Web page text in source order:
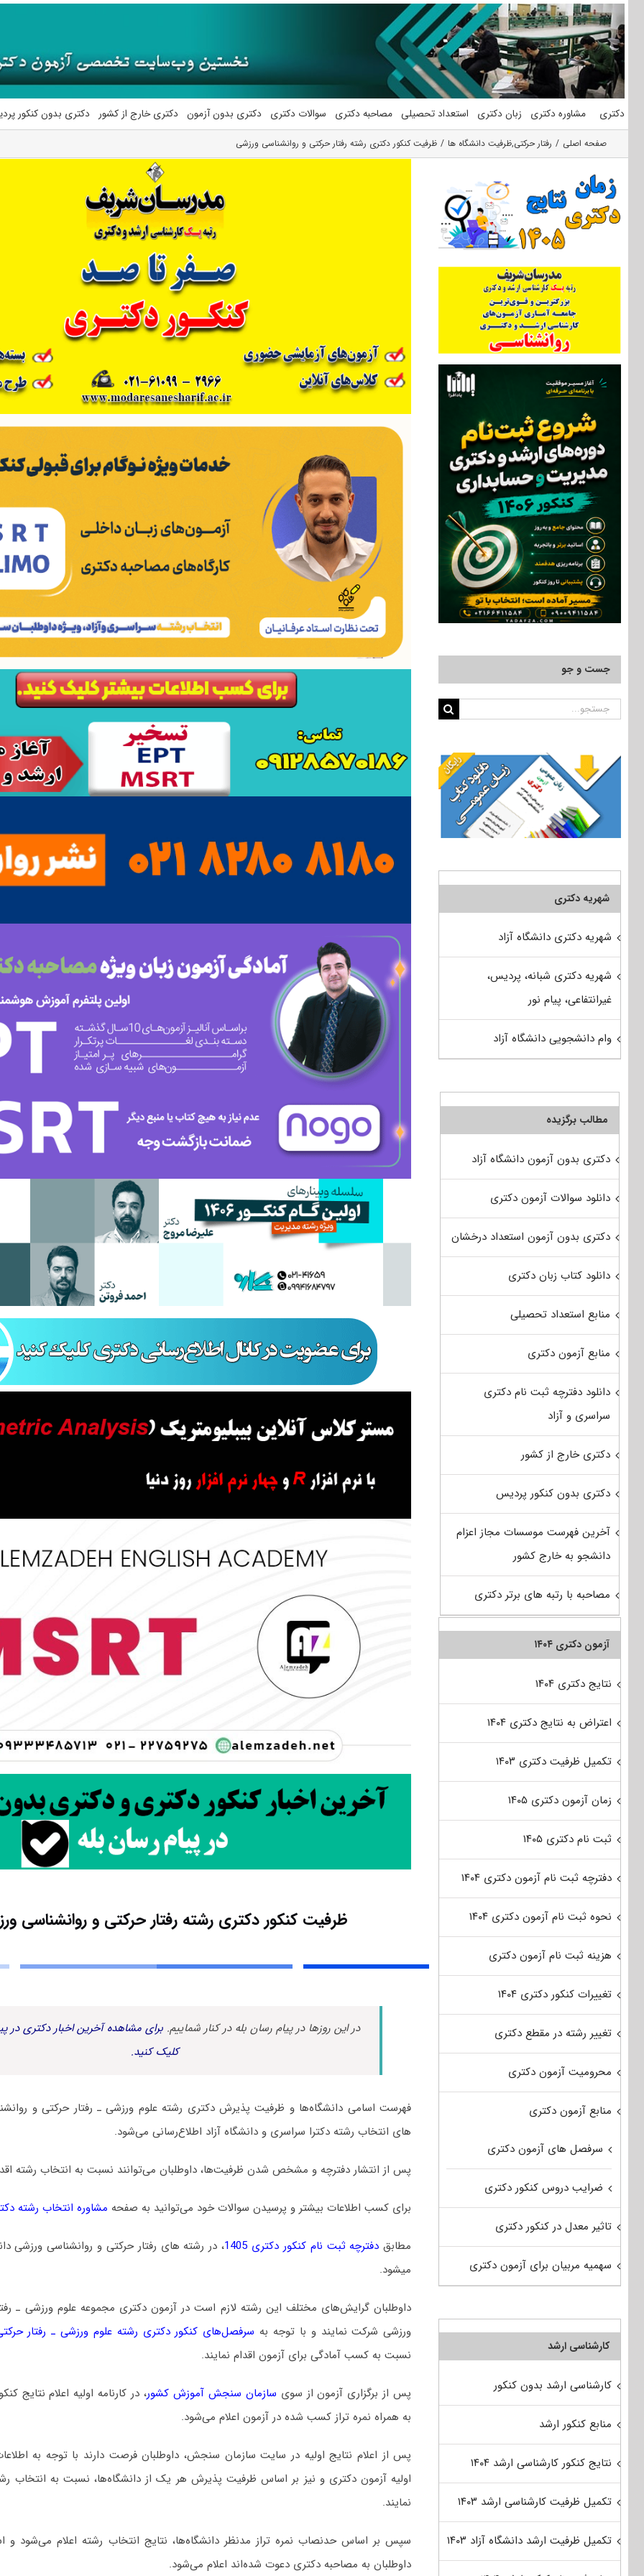
محتوا
دکتری مشاوره دکتری زبان دکتری استعداد تحصیلی مصاحبه دکتری سوالات دکتری دکتری بدون آزمون دکتری خارج از کشور دکتری بدون کنکور
صفحه اصلی رفتار حرکتی,ظرفیت دانشگاه ها ظرفیت کنکور دکتری رشته رﻓﺘﺎر ﺣﺮکتی و روانشناسی ورزشی
ظرفیت کنکور دکتری رشته رﻓﺘﺎر ﺣﺮکتی و روانشناسی
در این روزها در پیام رسان بله در کنار شماییم. برای مشاهده آخرین اخبار دکتری در
کلیک کنید.
فهرست اسامی دانشگاه‌ها و ظرفیت پذیرش دکتری رشته علوم ورزشی ـ رﻓﺘﺎر ﺣﺮکتی و
های انتخاب رشته دکترا سراسری و دانشگاه آزاد اطلاع‌رسانی می‌شود.
پس از انتشار دفترچه و مشخص شدن ظرفیت‌ها، داوطلبان می‌توانند نسبت به انتخاب رشته
برای کسب اطلاعات بیشتر و پرسیدن سوالات خود می‌توانید به صفحه مشاوره انتخاب رشته
مطابق دفترچه ثبت نام کنکور دکتری 1405
، در رشته های رﻓﺘﺎر ﺣﺮکتی و روانشناسی ورزشی
میشود.
داوطلبان گرایش‌های مختلف این رشته لازم است در آزمون دکتری مجموعه علوم ورزشی ـ
ورزشی شرکت نمایند و با توجه به سرفصل‌های کنکور دکتری رشته علوم ورزشی ـ رﻓﺘﺎر
نسبت به کسب آمادگی برای آزمون اقدام نمایند.
پس از برگزاری آزمون از سوی سازمان سنجش آموزش کشور، در کارنامه اولیه اعلام نتایج
به همراه نمره تراز کسب شده در آزمون اعلام می‌شود.
پس از اعلام نتایج اولیه در سایت سازمان سنجش، داوطلبان فرصت دارند با توجه به
اولیه آزمون دکتری و نیز بر اساس ظرفیت پذیرش هر یک از دانشگاه‌ها، نسبت به انتخاب
نمایند.
سپس بر اساس حدنصاب نمره تراز مدنظر دانشگاه‌ها، نتایج انتخاب رشته اعلام می‌شود و
داوطلبان به مصاحبه دکتری دعوت شده‌اند اعلام می‌شود.
جست و جو
جستجو
شهریه دکتری
شهریه دکتری دانشگاه آزاد
شهریه دکتری شبانه، پردیس،
غیرانتفاعی، پیام نور
وام دانشجویی دانشگاه آزاد
مطالب برگزیده
دکتری بدون آزمون دانشگاه آزاد
دانلود سوالات آزمون دکتری
دکتری بدون آزمون استعداد درخشان
دانلود کتاب زبان دکتری
منابع استعداد تحصیلی
منابع آزمون دکتری
دانلود دفترچه ثبت نام دکتری
سراسری و آزاد
دکتری خارج از کشور
دکتری بدون کنکور پردیس
آخرین فهرست موسسات مجاز اعزام
دانشجو به خارج کشور
مصاحبه با رتبه های برتر دکتری
آزمون دکتری ۱۴۰۴
نتایج دکتری ۱۴۰۴
اعتراض به نتایج دکتری ۱۴۰۴
تکمیل ظرفیت دکتری ۱۴۰۳
زمان آزمون دکتری ۱۴۰۵
ثبت نام دکتری ۱۴۰۵
دفترچه ثبت نام آزمون دکتری ۱۴۰۴
نحوه ثبت نام آزمون دکتری ۱۴۰۴
هزینه ثبت نام آزمون دکتری
تغییرات کنکور دکتری ۱۴۰۴
تغییر رشته در مقطع دکتری
محرومیت آزمون دکتری
منابع آزمون دکتری
سرفصل های آزمون دکتری
ضرایب دروس کنکور دکتری
تاثیر معدل در کنکور دکتری
سهمیه مربیان برای آزمون دکتری
کارشناسی ارشد
کارشناسی ارشد بدون کنکور
منابع کنکور ارشد
نتایج کنکور کارشناسی ارشد ۱۴۰۴
تکمیل ظرفیت کارشناسی ارشد ۱۴۰۳
تکمیل ظرفیت ارشد دانشگاه آزاد ۱۴۰۳